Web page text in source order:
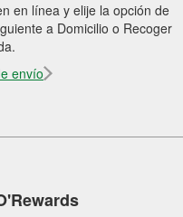
en línea y elije la opción de
a Domicilio o Recoger
envío